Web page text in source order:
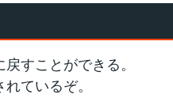
すことができる。
ているぞ。